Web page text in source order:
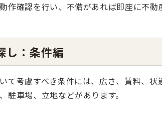
作確認を行い、不備があれば即座に不動
し：条件編
て考慮すべき条件には、広さ、賃料、
駐車場、立地などがあります。